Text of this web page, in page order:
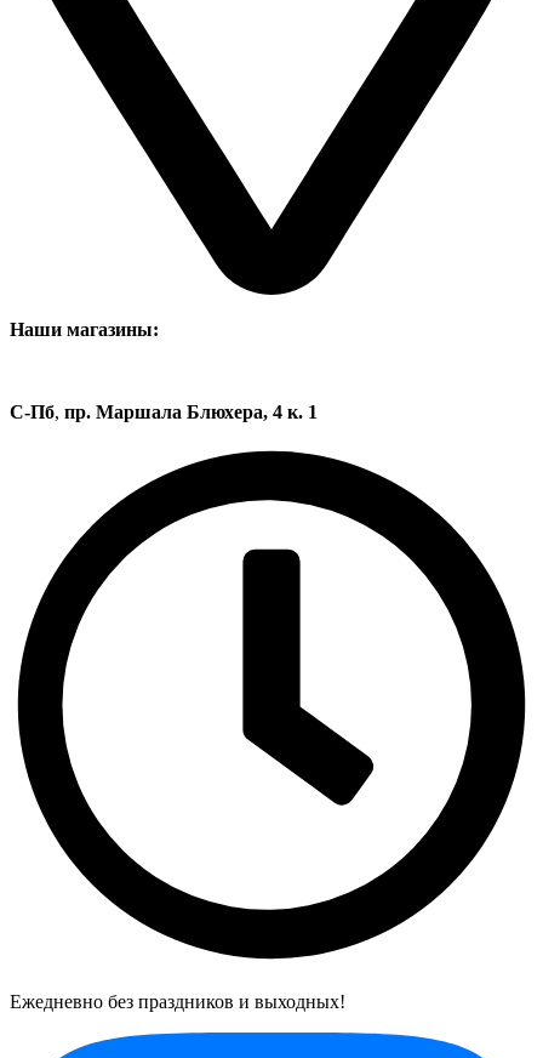
Наши магазины:
С-Пб, пр. Маршала Блюхера, 4 к. 1
Ежедневно без праздников и выходных!